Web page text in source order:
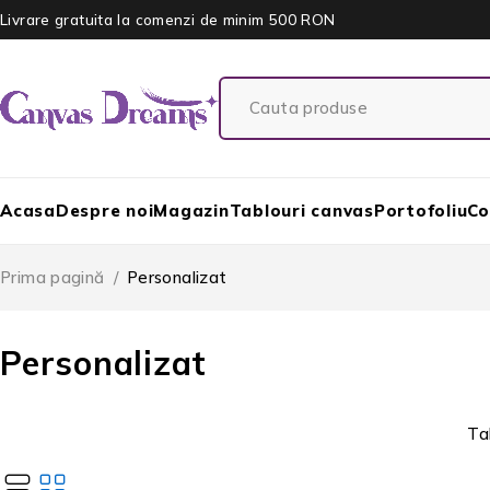
Livrare gratuita la comenzi de minim 500 RON
AcasaDespre noiMagazinTablouri canvasPortofoliu
Personalizat
Prima pagină / Personalizat